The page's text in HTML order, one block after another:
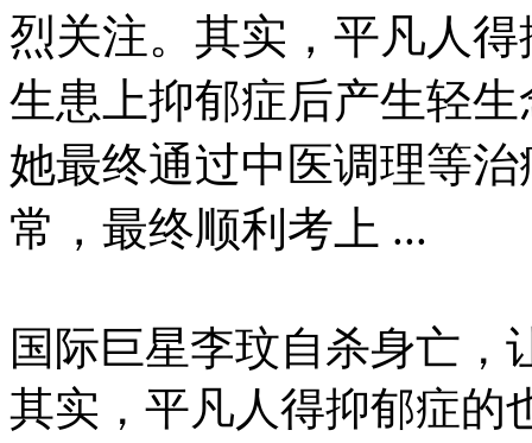
烈关注。其实，平凡人
生患上抑郁症后产生轻
她最终通过中医调理等
常，最终顺利考上 ...
国际巨星李玟自杀身亡，
其实，平凡人得抑郁症的